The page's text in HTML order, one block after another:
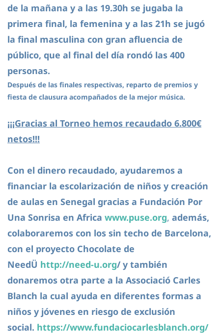
de la mañana y a las 19.30h se jugaba la
primera final, la femenina y a las 21h se jugó
la final masculina con gran afluencia de
público, que al final del día rondó las 400
personas.
Después de las finales respectivas, reparto de premios y
fiesta de clausura acompañados de la mejor música.
¡¡¡Gracias al Torneo hemos recaudado 6.800€
netos!!!
Con el dinero recaudado, ayudaremos a
financiar la escolarización de niños y creación
de aulas en Senegal gracias a Fundación Por
Una Sonrisa en Africa www.puse.org, además,
colaboraremos con los sin techo de Barcelona,
con el proyecto Chocolate de
NeedÜ http://need-u.org/ y también
donaremos otra parte a la Associació Carles
Blanch la cual ayuda en diferentes formas a
niños y jóvenes en riesgo de exclusión
social. https://www.fundaciocarlesblanch.org/